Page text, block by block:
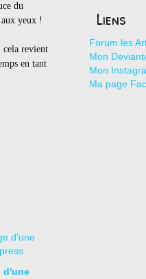
du
yeux !
cela revient
en tant
d'une
Liens
Forum les
Mon
Mon
Ma page